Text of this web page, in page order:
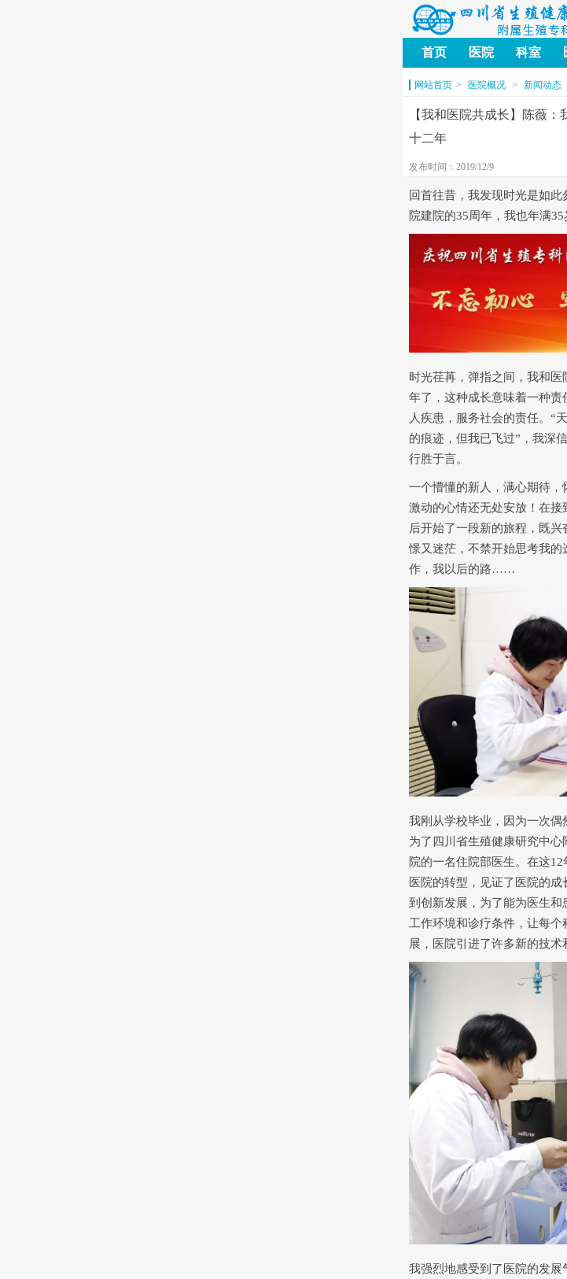
四川省生殖健康
首页 医院 科室
网站首页 > 医院概况 > 新闻动态
【我和医院共成长】陈薇：
十二年
发布时间：2019/12/9
回首往昔，我发现时光是如此
院建院的35周年，我也年满35
时光荏苒，弹指之间，我和医
年了，这种成长意味着一种责
人疾患，服务社会的责任。“
的痕迹，但我已飞过”，我深
行胜于言。
一个懵懂的新人，满心期待，
激动的心情还无处安放！在接
后开始了一段新的旅程，既兴
憬又迷茫，不禁开始思考我的
作，我以后的路……
我刚从学校毕业，因为一次偶
为了四川省生殖健康研究中心
院的一名住院部医生。在这12
医院的转型，见证了医院的成
到创新发展，为了能为医生和
工作环境和诊疗条件，让每个
展，医院引进了许多新的技术
我强烈地感受到了医院的发展